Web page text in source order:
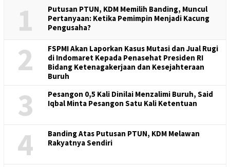
1
Putusan PTUN, KDM Memilih Banding, Muncul
Pertanyaan: Ketika Pemimpin Menjadi Kacung
Pengusaha?
2
FSPMI Akan Laporkan Kasus Mutasi dan Jual Rugi
di Indomaret Kepada Penasehat Presiden RI
Bidang Ketenagakerjaan dan Kesejahteraan
Buruh
3
Pesangon 0,5 Kali Dinilai Menzalimi Buruh, Said
Iqbal Minta Pesangon Satu Kali Ketentuan
4
Banding Atas Putusan PTUN, KDM Melawan
Rakyatnya Sendiri